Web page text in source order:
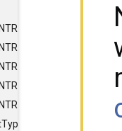
ENTRY_HANDLER,